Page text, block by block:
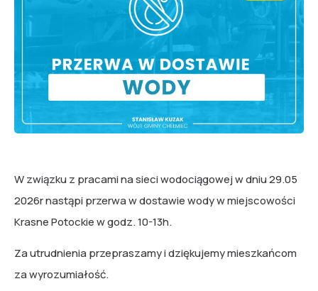
W związku z pracami na sieci wodociągowej w dniu 29.05
2026r nastąpi przerwa w dostawie wody w miejscowości
Krasne Potockie w godz. 10-13h.
Za utrudnienia przepraszamy i dziękujemy mieszkańcom
za wyrozumiałość.